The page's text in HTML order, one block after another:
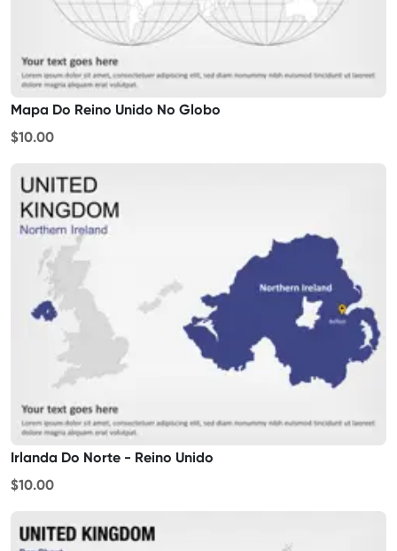
Mapa Do Reino Unido No Globo
$10.00
Irlanda Do Norte - Reino Unido
$10.00